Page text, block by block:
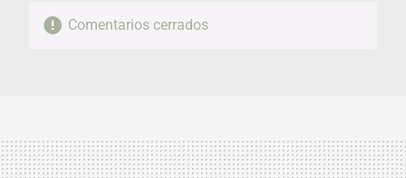
Comentarios cerrados